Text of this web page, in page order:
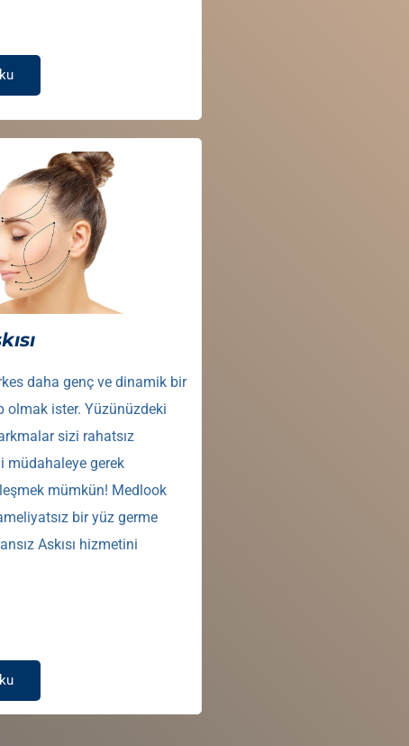
daha genç ve dinamik bir
olmak ister. Yüzünüzdeki
sizi rahatsız
müdahaleye gerek
mümkün! Medlook
bir yüz germe
Askısı hizmetini